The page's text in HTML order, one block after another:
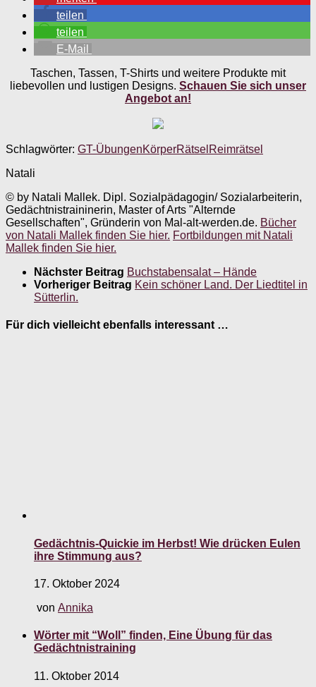
teilen
teilen
E-Mail
Taschen, Tassen, T-Shirts und weitere Produkte mit
liebevollen und lustigen Designs. Schauen Sie sich unser
Angebot an!
Schlagwörter: GT-ÜbungenKörperRätsel Reimrätsel
Natali
© by Natali Mallek. Dipl. Sozialpädagogin/ Sozialarbeiterin,
Gedächtnistraininerin, Master of Arts "Alternde
Gesellschaften", Gründerin von Mal-alt-werden.de. Bücher
von Natali Mallek finden Sie hier. Fortbildungen mit Natali
Mallek finden Sie hier.
Nächster Beitrag Buchstabensalat – Hände
Vorheriger Beitrag Kein schöner Land. Der Liedtitel in
Sütterlin.
Für dich vielleicht ebenfalls interessant …
Gedächtnis-Quickie im Herbst! Wie drücken Eulen
ihre Stimmung aus?
17. Oktober 2024
von Annika
Wörter mit “Woll” finden, Eine Übung für das
Gedächtnistraining
11. Oktober 2014